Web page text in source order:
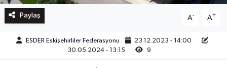
Paylaş A- A+
ESDER Eskişehirliler Federasyonu
23.12.2023 - 14:00
30.05.2024 - 13:15
9